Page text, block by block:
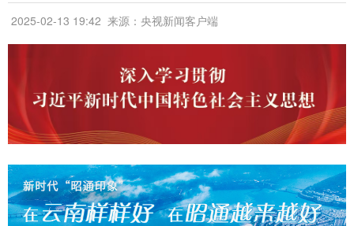
2025-02-13 19:42 来源：央视新闻客户端